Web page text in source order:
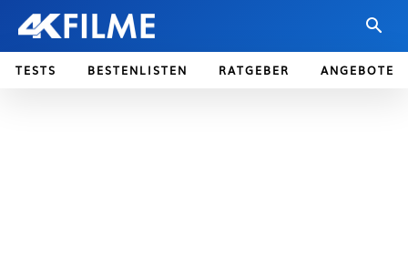
TESTS BESTENLISTEN RATGEBER ANGEBOTE